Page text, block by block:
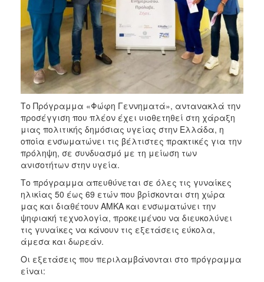
Το Πρόγραμμα «Φώφη Γεννηματά», αντανακλά την
προσέγγιση που πλέον έχει υιοθετηθεί στη χάραξη
μιας πολιτικής δημόσιας υγείας στην Ελλάδα, η
οποία ενσωματώνει τις βέλτιστες πρακτικές για την
πρόληψη, σε συνδυασμό με τη μείωση των
ανισοτήτων στην υγεία.
Το πρόγραμμα απευθύνεται σε όλες τις γυναίκες
ηλικίας 50 έως 69 ετών που βρίσκονται στη χώρα
μας και διαθέτουν ΑΜΚΑ και ενσωματώνει την
ψηφιακή τεχνολογία, προκειμένου να διευκολύνει
τις γυναίκες να κάνουν τις εξετάσεις εύκολα,
άμεσα και δωρεάν.
Οι εξετάσεις που περιλαμβάνονται στο πρόγραμμα
είναι: